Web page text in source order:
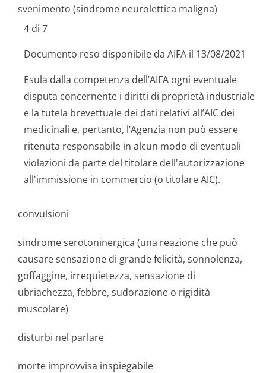
svenimento (sindrome neurolettica maligna)
4 di 7
Documento reso disponibile da AIFA il 13/08/2021
Esula dalla competenza dell’AIFA ogni eventuale
disputa concernente i diritti di proprietà industriale
e la tutela brevettuale dei dati relativi all’AIC dei
medicinali e, pertanto, l’Agenzia non può essere
ritenuta responsabile in alcun modo di eventuali
violazioni da parte del titolare dell'autorizzazione
all'immissione in commercio (o titolare AIC).
convulsioni
sindrome serotoninergica (una reazione che può
causare sensazione di grande felicità, sonnolenza,
goffaggine, irrequietezza, sensazione di
ubriachezza, febbre, sudorazione o rigidità
muscolare)
disturbi nel parlare
morte improvvisa inspiegabile